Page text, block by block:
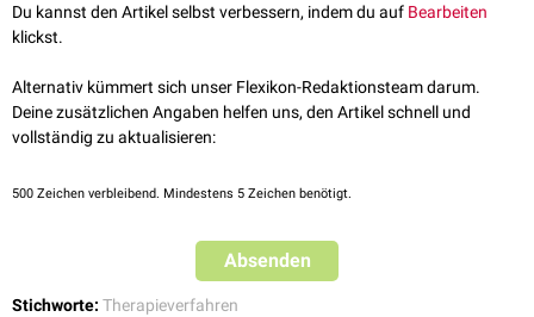
Du kannst den Artikel selbst verbessern, indem du auf Bearbeiten
klickst.
Alternativ kümmert sich unser Flexikon-Redaktionsteam darum.
Deine zusätzlichen Angaben helfen uns, den Artikel schnell und
vollständig zu aktualisieren:
500 Zeichen verbleibend. Mindestens 5 Zeichen benötigt.
Absenden
Stichworte: Therapieverfahren